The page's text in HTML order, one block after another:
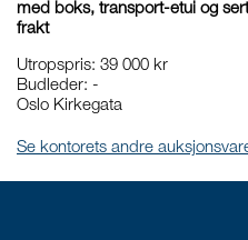
med boks, transport-etui og
frakt
Utropspris: 39 000 kr
Budleder: -
Oslo Kirkegata
Se kontorets andre